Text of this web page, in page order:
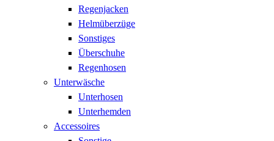
Regenjacken
Helmüberzüge
Sonstiges
Überschuhe
Regenhosen
Unterwäsche
Unterhosen
Unterhemden
Accessoires